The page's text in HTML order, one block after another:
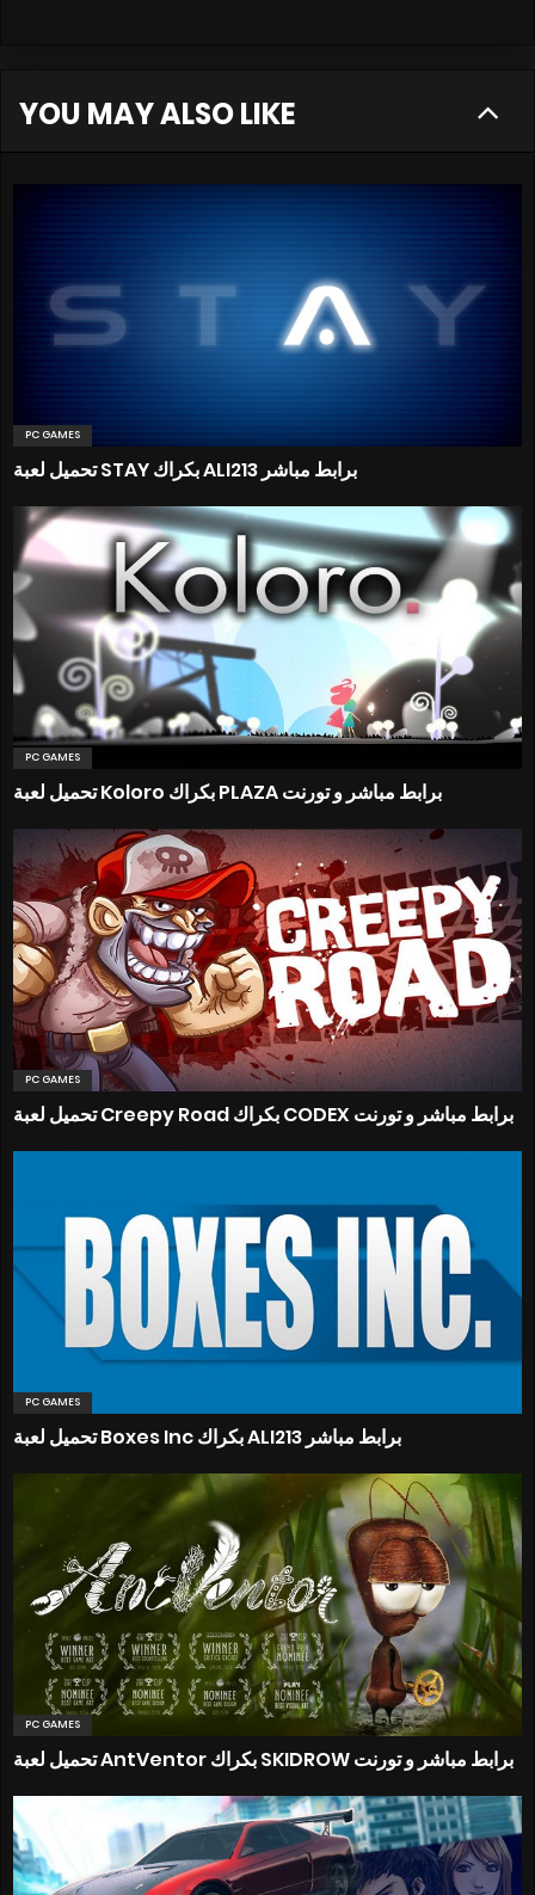
YOU MAY ALSO LIKE
PC GAMES
تحميل لعبة STAY بكراك ALI213 برابط مباشر
PC GAMES
تحميل لعبة Koloro بكراك PLAZA برابط مباشر و تورنت
PC GAMES
تحميل لعبة Creepy Road بكراك CODEX برابط مباشر و تورنت
PC GAMES
تحميل لعبة Boxes Inc بكراك ALI213 برابط مباشر
PC GAMES
تحميل لعبة AntVentor بكراك SKIDROW برابط مباشر و تورنت